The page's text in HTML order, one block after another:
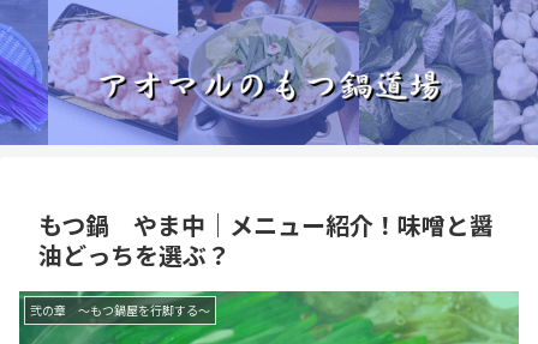
もつ鍋 やま中｜メニュー紹介！味噌と醤
油どっちを選ぶ？
弐の章 ～もつ鍋屋を行脚する～